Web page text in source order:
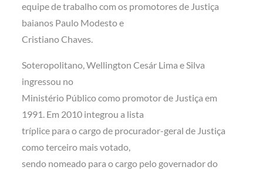
equipe de trabalho com os promotores de Justiça
baianos Paulo Modesto e
Cristiano Chaves.
Soteropolitano, Wellington Cesár Lima e Silva
ingressou no
Ministério Público como promotor de Justiça em
1991. Em 2010 integrou a lista
tríplice para o cargo de procurador-geral de Justiça
como terceiro mais votado,
sendo nomeado para o cargo pelo governador do